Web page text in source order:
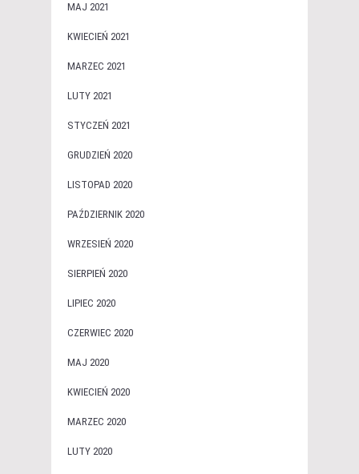
MAJ 2021
KWIECIEŃ 2021
MARZEC 2021
LUTY 2021
STYCZEŃ 2021
GRUDZIEŃ 2020
LISTOPAD 2020
PAŹDZIERNIK 2020
WRZESIEŃ 2020
SIERPIEŃ 2020
LIPIEC 2020
CZERWIEC 2020
MAJ 2020
KWIECIEŃ 2020
MARZEC 2020
LUTY 2020